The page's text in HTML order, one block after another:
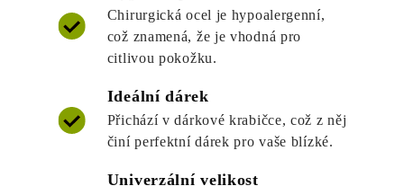
Chirurgická ocel je hypoalergenní,
což znamená, že je vhodná pro
citlivou pokožku.
Ideální dárek
Přichází v dárkové krabičce, což z něj
činí perfektní dárek pro vaše blízké.
Univerzální velikost